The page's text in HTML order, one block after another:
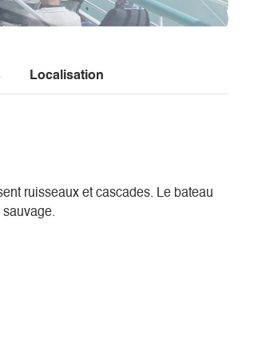
Localisation
ruisseaux et cascades. Le bateau
sauvage.